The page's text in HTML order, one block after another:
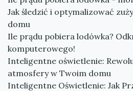
Jak śledzić i optymalizować
domu
Ile prądu pobiera lodówka?
komputerowego!
Inteligentne oświetlenie:
atmosfery w Twoim domu
Inteligentne Oświetlenie: Jak